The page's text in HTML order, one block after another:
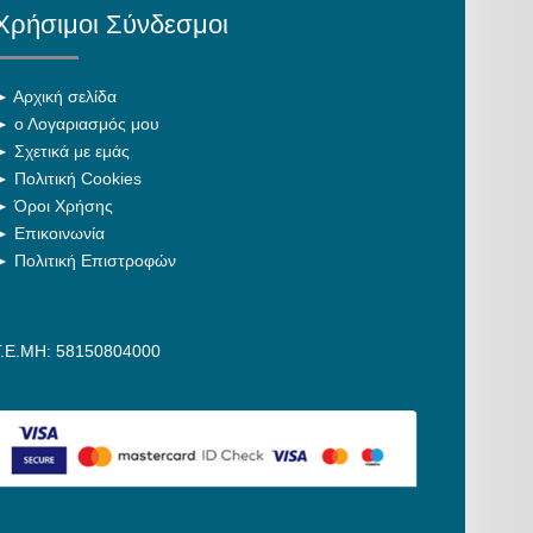
Σύνδεσμοι
Αρχική σελίδα
ο Λογαριασμός μου
Σχετικά με εμάς
Πολιτική Cookies
Όροι Χρήσης
Επικοινωνία
Πολιτική Επιστροφών
58150804000